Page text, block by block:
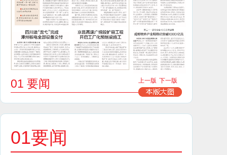
01 要闻 上一版 下一版
01要闻